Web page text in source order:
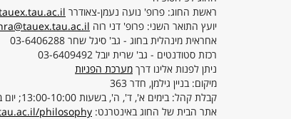
ראשת החוג: פרופ' נועה נעמן-צאודרר
יועץ התואר השני: פרופ' דני רוה
אחראית מינהלית בחוג - גב' סיגל שחר 03-6406288
רכזת סטודנטים - גב' שרית יובל 03-6409492
ניתן לפנות אלינו דרך מערכת הפניות
מיקום: בניין גילמן, חדר 363
קבלת קהל: בימים א', ד', ה', בשעות 13:00-10:00; יום ב' 15:00-10:00
אתר הבית של החוג באינטרנט: philosophy